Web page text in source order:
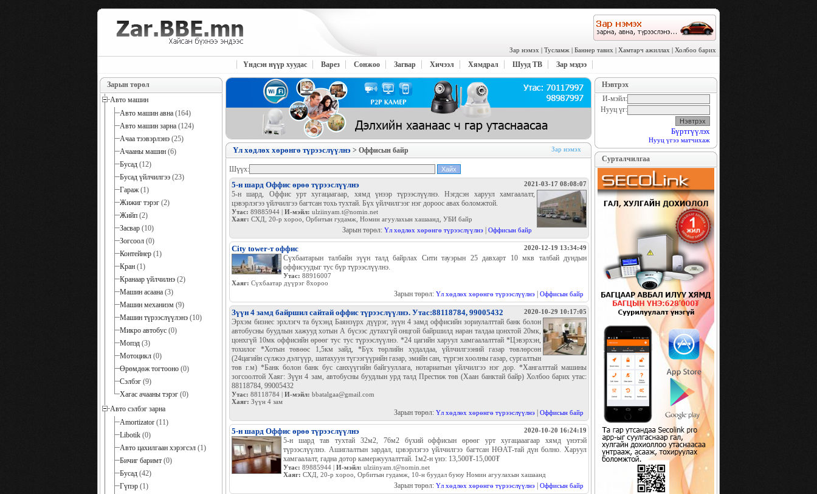
Зар нэмэх | Тусламж | Баннер тавих | Хамтарч ажиллах | Холбоо барих
Үндсэн нүүр хуудас Варез Сонжоо Загвар Хичээл Хямдрал Шууд ТВ Зар мэдээ
Зарын төрөл
Авто машин
Авто машин авна (164)
Авто машин зарна (124)
Ачаа тээвэрлэнэ (25)
Ачааны машин (6)
Бусад (12)
Бусад үйлчилгээ (23)
Гараж(1)
Жижиг тэрэг (2)
Жийп (2)
Засвар (10)
Зогсоол (0)
Контейнер (1)
Кран (1)
Кранаар үйлчилнэ (2)
Машин асаана (3)
Машин механизм (9)
Машин түрээслүүлэнэ (10)
Микро автобус (0)
Мопэд (3)
Мотоцикл (0)
Өрөмдөж тогтооно (0)
Сэлбэг (9)
Хагас ачааны тэрэг (0)
Авто сэлбэг зарна
Amortizator (11)
Libotik (0)
Авто цахилгаан хэрэгсэл (1)
Бичиг баримт (0)
Бусад (42)
Гүпэр (1)
Үл хөдлөх хөрөнгө түрээслүүлнэ > Оффисын байр Зар нэмэх
Шүүх:
5-н шард Оффис өрөө түрээслүүлнэ 2021-03-17 08:08:07
5-н шард, Оффис урт хугацаагаар, хямд үнээр түрээслүүлнэ. Нэгдсэн харуул хамгаалалт,
цэвэрлэгээ үйлчилгээ багтсан тохь тухтай. Бүх үйлчилгээг нэг дороос авах боломжтой.
Утас: 89885944 | И-мэйл: ulziinyam.t@nomin.net
Хаяг: СХД, 20-р хороо, Орбитын гудамж, Номин агуулахын хашаанд, УБИ байр
Зарын төрөл: Үл хөдлөх хөрөнгө түрээслүүлнэ Оффисын байр
City tower-т оффис 2020-12-19 13:34:49
Сүхбаатарын талбайн зүүн талд байрлах Сити тауэрын 25 давхарт 10 мкв талбай дундын
оффисуудыг тус бүр түрээслүүлнэ.
Утас: 88916007
Хаяг: Сүхбаатар дүүрэг 8хороо
Зарын төрөл: Үл хөдлөх хөрөнгө түрээслүүлнэ Оффисын байр
Зүүн 4 замд байршил сайтай оффис түрээслүүлнэ. Утас:88118784, 99005432 2020-10-29 10:17:05
Эрхэм бизнес эрхлэгч та бүхэнд Баянзүрх дүүрэг, зүүн 4 замд оффисийн зориулалттай банк болон
автобусны буудлын хажууд хотын А бүсээс дутахгүй онцгой байршилд наран талдаа цонхтой 20мк,
цонхгүй 10мк оффисийн өрөөг тус тус түрээслүүлнэ. *24 цагийн харуул хамгаалалттай *Цэвэрхэн,
тохилог *Хотын төвөөс 1,5км зайд, *Бүх төрлийн худалдаа, үйлчилгээний газар төвлөрсөн
(24цагийн сүлжээ дэлгүүр, шатахуун түгээгүүрийн газар, эмийн сан, түргэн хоолны газар, сургалтын
төв г.м) *Банк болон банк бус санхүүгийн байгууллага, нотариатын үйлчилгээ нэг дор. *Хангалттай машины
зогсоолтой Хаяг: Зүүн 4 зам, автобусны буудлын урд талд Престиж төв (Хаан банктай байр) Холбоо барих утас:
88118784, 99005432
Утас: 88118784 | И-мэйл: bbatalgaa@gmail.com
Хаяг: Зүүн 4 зам
Зарын төрөл: Үл хөдлөх хөрөнгө түрээслүүлнэ Оффисын байр
5-н шард Оффис өрөө түрээслүүлнэ 2020-10-20 16:24:19
5-н шард тав тухтай 32м2, 76м2 бүхий оффисын өрөөг урт хугацааагаар хямд үнэтэй
түрээслүүлнэ. Ашиглалтын зардал, цэвэрлэгээ үйлчилгээ багтсан НӨАТ-тай дүн болно. Харуул
хамгаалалт, гадна дотор камержуулалттай. 1м2-н үнэ: 13,500₮-15,000₮
Утас: 89885944 | И-мэйл: ulziinyam.t@nomin.net
Хаяг: СХД, 20-р хороо, Орбитын гудамж, 10-н буудал буюу Номин агуулахын хашаанд
Зарын төрөл: Үл хөдлөх хөрөнгө түрээслүүлнэ Оффисын байр
Нэвтрэх
И-мэйл:
Нууц үг:
Бүртгүүлэх
Нууц үгээ матчихаж
Сурталчилгаа